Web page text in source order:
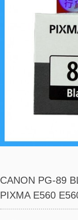
CANON PG-89
PIXMA E560